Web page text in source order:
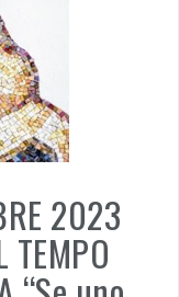
2023
TEMPO